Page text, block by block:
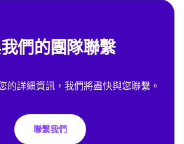
們的團隊聯繫
的詳細資訊，我們將盡快與您聯繫。
聯繫我們